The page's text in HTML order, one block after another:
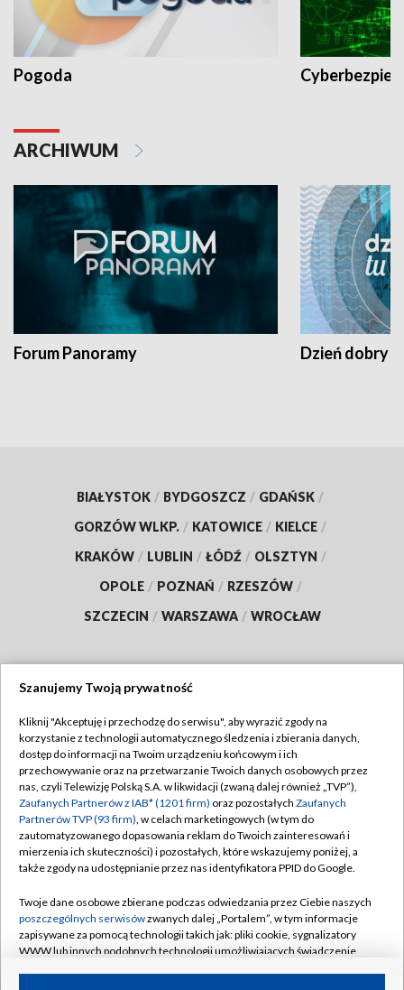
Pogoda
ARCHIWUM
Forum Panoramy Dzień dobry
BIAŁYSTOK / BYDGOSZCZ / GDAŃSK /
GORZÓW WLKP. / KATOWICE / KIELCE /
KRAKÓW / LUBLIN / ŁÓDŹ / OLSZTYN /
OPOLE / POZNAŃ / RZESZÓW /
SZCZECIN / WARSZAWA / WROCŁAW
TVP
Abonament TVP
Emisja w TVP
Centrum informacji TVP
Naziemna Telewizja Cyfrowa
Rada Programowa
System NOS
Informacje o nadawcy
Regulamin TVP
Polityka prywatności
Moje zgody
Pomoc
Kontakt
Kanały
Szanujemy Twoją prywatność
Kliknij "Akceptuję i przechodzę do serwisu", aby wyrazić zgody na
korzystanie z technologii automatycznego śledzenia i zbierania danych,
dostęp do informacji na Twoim urządzeniu końcowym i ich
przechowywanie oraz na przetwarzanie Twoich danych osobowych przez
nas, czyli Telewizję Polską S.A. w likwidacji (zwaną dalej również „TVP”),
Zaufanych Partnerów z IAB* (1201 firm) oraz pozostałych Zaufanych
Partnerów TVP (93 firm), w celach marketingowych (w tym do
zautomatyzowanego dopasowania reklam do Twoich zainteresowań i
mierzenia ich skuteczności) i pozostałych, które wskazujemy poniżej, a
także zgody na udostępnianie przez nas identyfikatora PPID do Google.
Twoje dane osobowe zbierane podczas odwiedzania przez Ciebie naszych
poszczególnych serwisówzwanych dalej „Portalem”, w tym informacje
zapisywane za pomocą technologii takich jak: pliki cookie, sygnalizatory
WWW lub innych podobnych technologii umożliwiających świadczenie